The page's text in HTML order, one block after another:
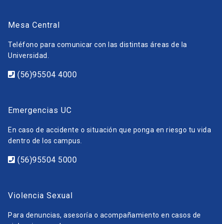
Mesa Central
Teléfono para comunicar con las distintas áreas de la
Universidad.
(56)95504 4000
Emergencias UC
En caso de accidente o situación que ponga en riesgo tu vida
dentro de los campus.
(56)95504 5000
Violencia Sexual
Para denuncias, asesoría o acompañamiento en casos de